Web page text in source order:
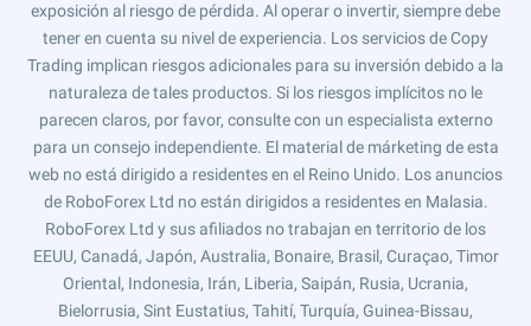
exposición al riesgo de pérdida. Al operar o invertir, siempre debe
tener en cuenta su nivel de experiencia. Los servicios de Copy
Trading implican riesgos adicionales para su inversión debido a la
naturaleza de tales productos. Si los riesgos implícitos no le
parecen claros, por favor, consulte con un especialista externo
para un consejo independiente. El material de márketing de esta
web no está dirigido a residentes en el Reino Unido. Los anuncios
de RoboForex Ltd no están dirigidos a residentes en Malasia.
RoboForex Ltd y sus afiliados no trabajan en territorio de los
EEUU, Canadá, Japón, Australia, Bonaire, Brasil, Curaçao, Timor
Oriental, Indonesia, Irán, Liberia, Saipán, Rusia, Ucrania,
Bielorrusia, Sint Eustatius, Tahití, Turquía, Guinea-Bissau,